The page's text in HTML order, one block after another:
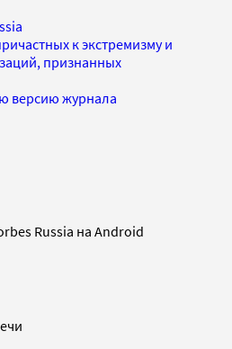
к экстремизму и
признанных
версию журнала
Russia на Android